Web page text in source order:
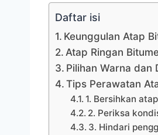
Daftar isi
Keunggulan Atap
Atap Ringan
Pilihan Warna dan
Tips Perawatan
1. Bersihkan
2. Periksa
3. Hindari